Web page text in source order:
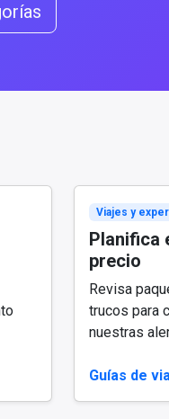
Viajes y
Planifica
precio
Revisa
trucos para
nuestras
Guías de